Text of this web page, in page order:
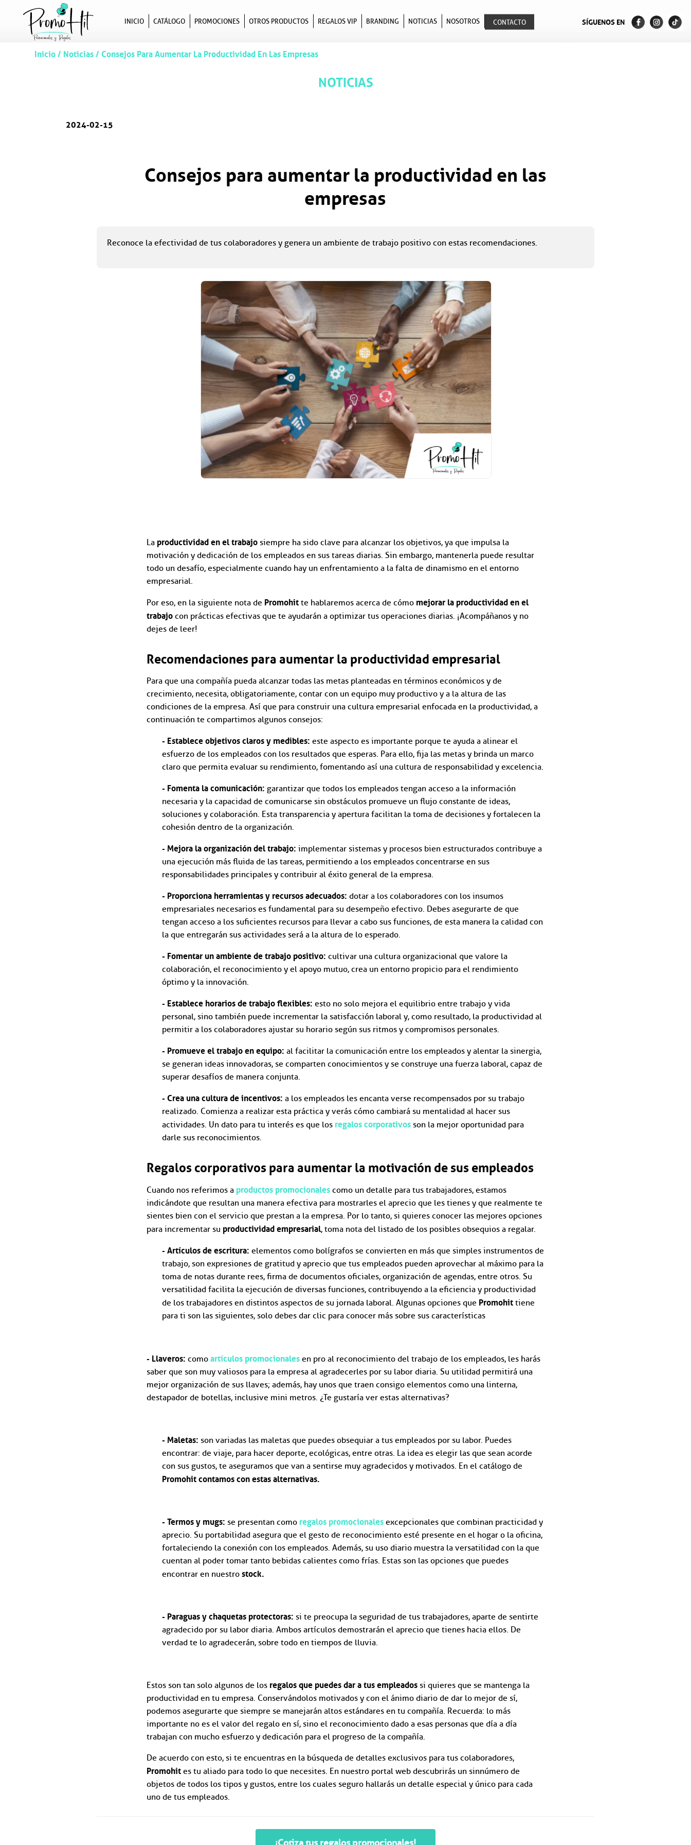
INICIO CATÁLOGO PROMOCIONES OTROS PRODUCTOS REGALOS VIP BRANDING NOTICIAS NOSOTROS CONTACTO SÍGUENOS EN
Inicio/ Noticias/ Consejos Para Aumentar La Productividad En Las Empresas
NOTICIAS
2024-02-15
Consejos para aumentar la productividad en las
empresas
Reconoce la efectividad de tus colaboradores y genera un ambiente de trabajo positivo con estas recomendaciones.
Laproductividad en el trabajo siempre ha sido clave para alcanzar los objetivos, ya que impulsa la
motivación y dedicación de los empleados en sus tareas diarias. Sin embargo, mantenerla puede resultar
todo un desafío, especialmente cuando hay un enfrentamiento a la falta de dinamismo en el entorno
empresarial.
Por eso, en la siguiente nota de Promohit te hablaremos acerca de cómo mejorar la productividad en el
trabajocon prácticas efectivas que te ayudarán a optimizar tus operaciones diarias. ¡Acompáñanos y no
dejes de leer!
Recomendaciones para aumentar la productividad empresarial
Para que una compañía pueda alcanzar todas las metas planteadas en términos económicos y de
crecimiento, necesita, obligatoriamente, contar con un equipo muy productivo y a la altura de las
condiciones de la empresa. Así que para construir una cultura empresarial enfocada en la productividad, a
continuación te compartimos algunos consejos:
- Establece objetivos claros y medibles: este aspecto es importante porque te ayuda a alinear el
esfuerzo de los empleados con los resultados que esperas. Para ello, fija las metas y brinda un marco
claro que permita evaluar su rendimiento, fomentando así una cultura de responsabilidad y excelencia.
- Fomenta la comunicación: garantizar que todos los empleados tengan acceso a la información
necesaria y la capacidad de comunicarse sin obstáculos promueve un flujo constante de ideas,
soluciones y colaboración. Esta transparencia y apertura facilitan la toma de decisiones y fortalecen la
cohesión dentro de la organización.
- Mejora la organización del trabajo: implementar sistemas y procesos bien estructurados contribuye a
una ejecución más fluida de las tareas, permitiendo a los empleados concentrarse en sus
responsabilidades principales y contribuir al éxito general de la empresa.
- Proporciona herramientas y recursos adecuados: dotar a los colaboradores con los insumos
empresariales necesarios es fundamental para su desempeño efectivo. Debes asegurarte de que
tengan acceso a los suficientes recursos para llevar a cabo sus funciones, de esta manera la calidad con
la que entregarán sus actividades será a la altura de lo esperado.
- Fomentar un ambiente de trabajo positivo: cultivar una cultura organizacional que valore la
colaboración, el reconocimiento y el apoyo mutuo, crea un entorno propicio para el rendimiento
óptimo y la innovación.
- Establece horarios de trabajo flexibles: esto no solo mejora el equilibrio entre trabajo y vida
personal, sino también puede incrementar la satisfacción laboral y, como resultado, la productividad al
permitir a los colaboradores ajustar su horario según sus ritmos y compromisos personales.
- Promueve el trabajo en equipo: al facilitar la comunicación entre los empleados y alentar la sinergia,
se generan ideas innovadoras, se comparten conocimientos y se construye una fuerza laboral, capaz de
superar desafíos de manera conjunta.
- Crea una cultura de incentivos: a los empleados les encanta verse recompensados por su trabajo
realizado. Comienza a realizar esta práctica y verás cómo cambiará su mentalidad al hacer sus
actividades. Un dato para tu interés es que los regalos corporativos son la mejor oportunidad para
darle sus reconocimientos.
Regalos corporativos para aumentar la motivación de sus empleados
Cuando nos referimos a productos promocionalescomo un detalle para tus trabajadores, estamos
indicándote que resultan una manera efectiva para mostrarles el aprecio que les tienes y que realmente te
sientes bien con el servicio que prestan a la empresa. Por lo tanto, si quieres conocer las mejores opciones
para incrementar su productividad empresarial, toma nota del listado de los posibles obsequios a regalar.
- Artículos de escritura: elementos como bolígrafos se convierten en más que simples instrumentos de
trabajo, son expresiones de gratitud y aprecio que tus empleados pueden aprovechar al máximo para la
toma de notas durante rees, firma de documentos oficiales, organización de agendas, entre otros. Su
versatilidad facilita la ejecución de diversas funciones, contribuyendo a la eficiencia y productividad
de los trabajadores en distintos aspectos de su jornada laboral. Algunas opciones que Promohit tiene
para ti son las siguientes, solo debes dar clic para conocer más sobre sus características
- Llaveros: como artículos promocionalesen pro al reconocimiento del trabajo de los empleados, les harás
saber que son muy valiosos para la empresa al agradecerles por su labor diaria. Su utilidad permitirá una
mejor organización de sus llaves; además, hay unos que traen consigo elementos como una linterna,
destapador de botellas, inclusive mini metros. ¿Te gustaría ver estas alternativas?
- Maletas: son variadas las maletas que puedes obsequiar a tus empleados por su labor. Puedes
encontrar: de viaje, para hacer deporte, ecológicas, entre otras. La idea es elegir las que sean acorde
con sus gustos, te aseguramos que van a sentirse muy agradecidos y motivados. En el catálogo de
Promohit contamos con estas alternativas.
- Termos y mugs: se presentan como regalos promocionalesexcepcionales que combinan practicidad y
aprecio. Su portabilidad asegura que el gesto de reconocimiento esté presente en el hogar o la oficina,
fortaleciendo la conexión con los empleados. Además, su uso diario muestra la versatilidad con la que
cuentan al poder tomar tanto bebidas calientes como frías. Estas son las opciones que puedes
encontrar en nuestro stock.
- Paraguas y chaquetas protectoras: si te preocupa la seguridad de tus trabajadores, aparte de sentirte
agradecido por su labor diaria. Ambos artículos demostrarán el aprecio que tienes hacia ellos. De
verdad te lo agradecerán, sobre todo en tiempos de lluvia.
Estos son tan solo algunos de los regalos que puedes dar a tus empleadossi quieres que se mantenga la
productividad en tu empresa. Conservándolos motivados y con el ánimo diario de dar lo mejor de sí,
podemos asegurarte que siempre se manejarán altos estándares en tu compañía. Recuerda: lo más
importante no es el valor del regalo en sí, sino el reconocimiento dado a esas personas que día a día
trabajan con mucho esfuerzo y dedicación para el progreso de la compañía.
De acuerdo con esto, si te encuentras en la búsqueda de detalles exclusivos para tus colaboradores,
Promohit es tu aliado para todo lo que necesites. En nuestro portal web descubrirás un sinnúmero de
objetos de todos los tipos y gustos, entre los cuales seguro hallarás un detalle especial y único para cada
uno de tus empleados.